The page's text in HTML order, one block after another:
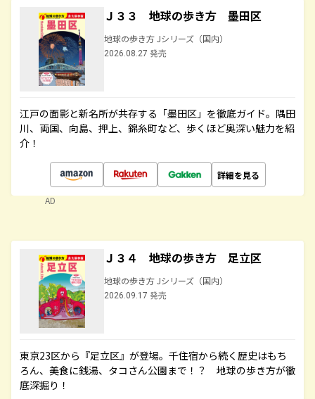
Ｊ３３ 地球の歩き方 墨田区
地球の歩き方 Jシリーズ（国内）
2026.08.27 発売
江戸の面影と新名所が共存する「墨田区」を徹底ガイド。隅田
川、両国、向島、押上、錦糸町など、歩くほど奥深い魅力を紹
介！
詳細を見る
AD
Ｊ３４ 地球の歩き方 足立区
地球の歩き方 Jシリーズ（国内）
2026.09.17 発売
東京23区から『足立区』が登場。千住宿から続く歴史はもち
ろん、美食に銭湯、タコさん公園まで！？ 地球の歩き方が徹
底深掘り！